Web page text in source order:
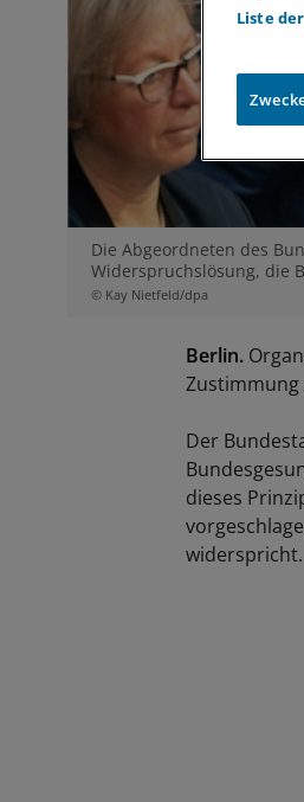
Die Abgeordneten des
Widerspruchslösung, die
© Kay Nietfeld/dpa
Berlin.
Der
dieses
widerspricht.
Liste